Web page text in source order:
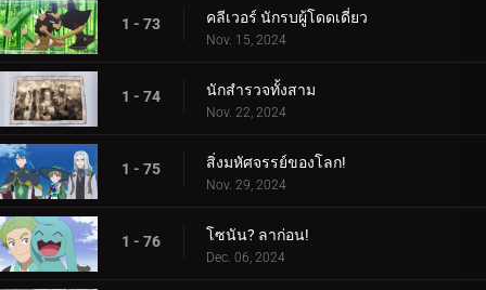
1 - 73 คลีเวอร์ นักรบผู้โดดเดี่ยว
Nov. 15, 2024
1 - 74 นักสำรวจทั้งสาม
Nov. 22, 2024
1 - 75 สิ่งมหัศจรรย์ของโลก!
Nov. 29, 2024
1 - 76 โซนัน? ลาก่อน!
Dec. 06, 2024